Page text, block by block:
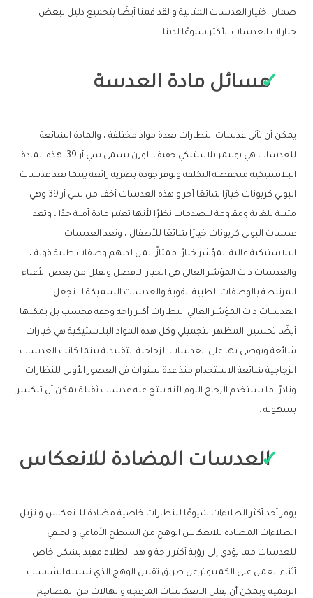
ضمان اختيار العدسات المثالية و لقد قمنا أيضًا بتجميع دليل لبعض
خيارات العدسات الأكثر شيوعًا لدينا .
مسائل مادة العدسة
يمكن أن تأتي عدسات النظارات بعدة مواد مختلفة ، والمادة الشائعة
للعدسات هي بوليمر بلاستيكي خفيف الوزن يسمى سي أر 39 هذه المادة
البلاستيكية منخفضة التكلفة وتوفر جودة بصرية رائعة بينما تعد عدسات
البولي كربونات خيارًا شائعًا آخر و هذه العدسات أخف من سي أر 39 وهي
متينة للغاية ومقاومة للصدمات نظرًا لأنها تعتبر مادة آمنة جدًا ، وتعد
عدسات البولي كربونات خيارًا شائعًا للأطفال ، وتعد العدسات
البلاستيكية عالية المؤشر خيارًا ممتازًا لمن لديهم وصفات طبية قوية ،
والعدسات ذات المؤشر العالي هي الخيار الافضل وتقلل من بعض الأعباء
المرتبطة بالوصفات الطبية القوية والعدسات السميكة لا تجعل
العدسات ذات المؤشر العالي النظارات أكثر راحة وخفة فحسب بل يمكنها
أيضًا تحسين المظهر التجميلي وكل هذه المواد البلاستيكية هي خيارات
شائعة ويوصى بها على العدسات الزجاجية التقليدية بينما كانت العدسات
الزجاجية شائعة الاستخدام منذ عدة سنوات في العصور الأولى للنظارات
ونادرًا ما يستخدم الزجاج اليوم لأنه ينتج عنه عدسات ثقيلة يمكن أن تنكسر
بسهولة .
العدسات المضادة للانعكاس
يوفر أحد أكثر الطلاءات شيوعًا للنظارات خاصية مضادة للانعكاس و تزيل
الطلاءات المضادة للانعكاس الوهج من السطح الأمامي والخلفي
للعدسات مما يؤدي إلى رؤية أكثر راحة و هذا الطلاء مفيد بشكل خاص
أثناء العمل على الكمبيوتر عن طريق تقليل الوهج الذي تسببه الشاشات
الرقمية ويمكن أن يقلل الانعكاسات المزعجة والهالات من المصابيح